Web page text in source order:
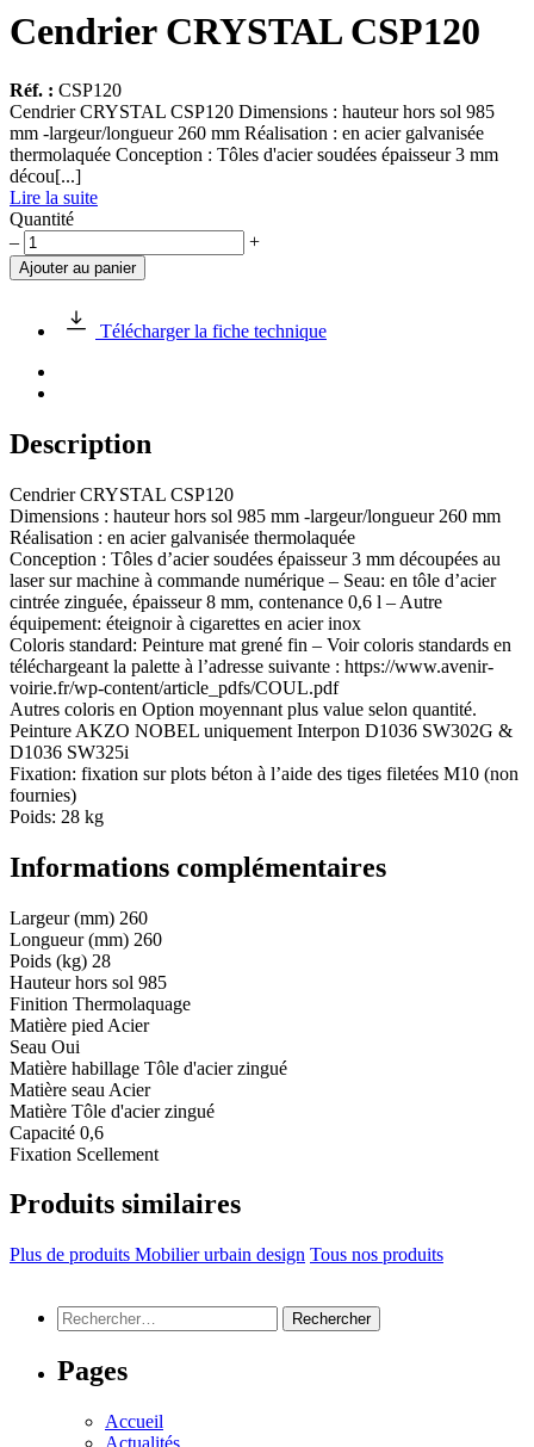
Cendrier CRYSTAL CSP120
Réf. : CSP120
Cendrier CRYSTAL CSP120 Dimensions : hauteur hors sol 985
mm -largeur/longueur 260 mm Réalisation : en acier galvanisée
thermolaquée Conception : Tôles d'acier soudées épaisseur 3 mm
décou[...]
Lire la suite
Quantité
quantité
de
Cendrier
CSP120
– +
Ajouter au panier
Télécharger la fiche technique
Description
Cendrier CRYSTAL CSP120
Dimensions : hauteur hors sol 985 mm -largeur/longueur 260 mm
Réalisation : en acier galvanisée thermolaquée
Conception : Tôles d’acier soudées épaisseur 3 mm découpées au
laser sur machine à commande numérique – Seau: en tôle d’acier
cintrée zinguée, épaisseur 8 mm, contenance 0,6 l – Autre
équipement: éteignoir à cigarettes en acier inox
Coloris standard: Peinture mat grené fin – Voir coloris standards en
téléchargeant la palette à l’adresse suivante : https://www.avenir-
voirie.fr/wp-content/article_pdfs/COUL.pdf
Autres coloris en Option moyennant plus value selon quantité.
Peinture AKZO NOBEL uniquement Interpon D1036 SW302G &
D1036 SW325i
Fixation: fixation sur plots béton à l’aide des tiges filetées M10 (non
fournies)
Poids: 28 kg
Informations complémentaires
Largeur (mm) 260
Longueur (mm) 260
Poids (kg) 28
Hauteur hors sol 985
Finition Thermolaquage
Matière pied Acier
Seau Oui
Matière habillage Tôle d'acier zingué
Matière seau Acier
Matière Tôle d'acier zingué
Capacité 0,6
Fixation Scellement
Produits similaires
Plus de produits Mobilier urbain design Tous nos produits
Rechercher :
Pages
Accueil